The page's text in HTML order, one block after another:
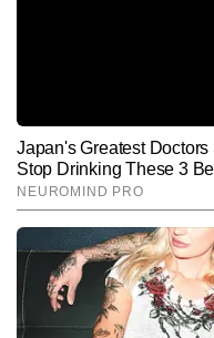
साल की उम्र तक हर महीने
मिलेगी। सरकार का कहना है
Hindi NewsCities
पूजा कुमारी AUTHOR
पूजा टाइम्स नाउ
पीजी डिप्लोमा कर
मुद्दों की गहरी समझ के